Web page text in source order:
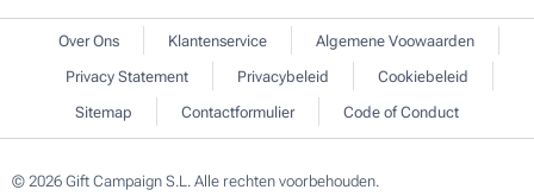
Over Ons Klantenservice
Algemene Voowaarden
Privacy Statement
Privacybeleid
Cookiebeleid
Sitemap
Contactformulier Code of Conduct
© 2026 Gift Campaign S.L. Alle rechten voorbehouden.